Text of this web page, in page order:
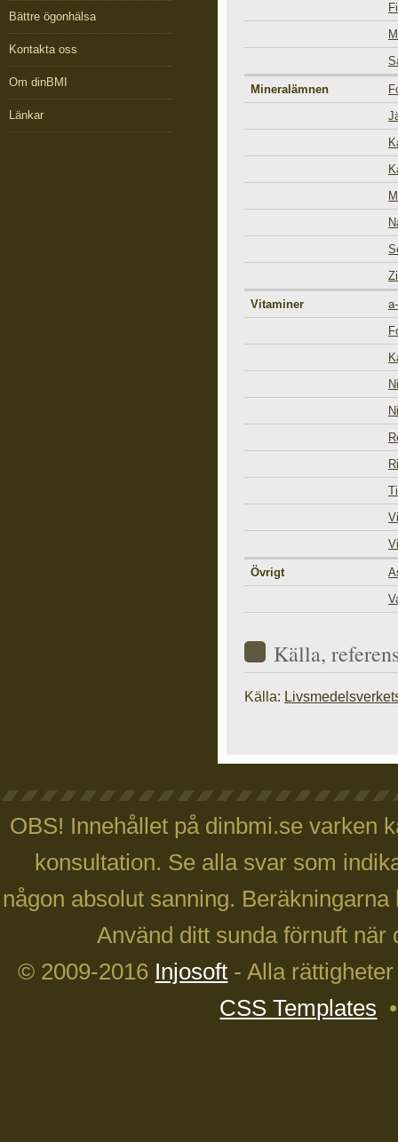
Bättre ögonhälsa
Kontakta oss
Om dinBMI
Länkar
Mineralämnen
Vitaminer
Övrigt
Källa,
Källa:
OBS! Innehållet på dinbmi.se varken
konsultation. Se alla svar som
någon absolut sanning.
Använd ditt sunda förnuft
© 2009-2016 Injosoft - Alla
CSS Templates